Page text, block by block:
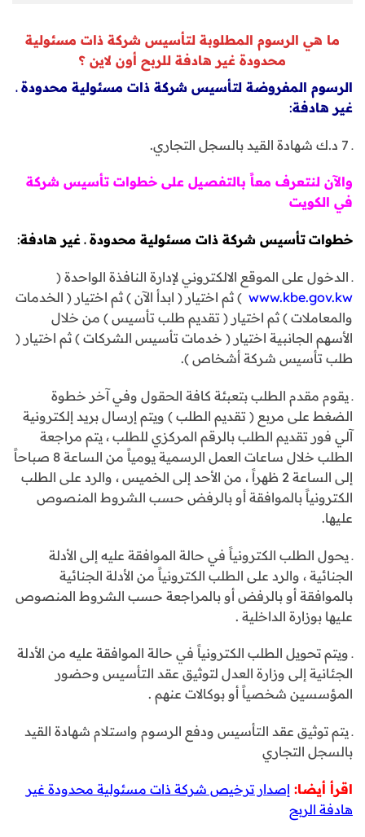
ما هي الرسوم المطلوبة لتأسيس شركة ذات مسئولية
محدودة غير هادفة للربح أون لاين ؟
الرسوم المفروضة لتأسيس شركة ذات مسئولية محدودة ـ
غير هادفة:
ـ 7 د.ك شهادة القيد بالسجل التجاري.
والآن لنتعرف معاً بالتفصيل على خطوات تأسيس شركة
في الكويت
خطوات تأسيس شركة ذات مسئولية محدودة ـ غير هادفة:
ـ الدخول على الموقع الالكتروني لإدارة النافذة الواحدة (
www.kbe.gov.kw ) ثم اختيار ( ابدأ الآن ) ثم اختيار ( الخدمات
والمعاملات ) ثم اختيار ( تقديم طلب تأسيس ) من خلال
الأسهم الجانبية اختيار ( خدمات تأسيس الشركات ) ثم اختيار (
طلب تأسيس شركة أشخاص ).
ـ يقوم مقدم الطلب بتعبئة كافة الحقول وفي آخر خطوة
الضغط على مربع ( تقديم الطلب ) ويتم إرسال بريد إلكترونية
آلي فور تقديم الطلب بالرقم المركزي للطلب ، يتم مراجعة
الطلب خلال ساعات العمل الرسمية يومياً من الساعة 8 صباحاً
إلى الساعة 2 ظهراً ، من الأحد إلى الخميس ، والرد على الطلب
الكترونياً بالموافقة أو بالرفض حسب الشروط المنصوص
عليها.
ـ يحول الطلب الكترونياً في حالة الموافقة عليه إلى الأدلة
الجنائية ، والرد على الطلب الكترونياً من الأدلة الجنائية
بالموافقة أو بالرفض أو بالمراجعة حسب الشروط المنصوص
عليها بوزارة الداخلية .
ـ ويتم تحويل الطلب الكترونياً في حالة الموافقة عليه من الأدلة
الجئانية إلى وزارة العدل لتوثيق عقد التأسيس وحضور
المؤسسين شخصياً أو بوكالات عنهم .
ـ يتم توثيق عقد التأسيس ودفع الرسوم واستلام شهادة القيد
بالسجل التجاري
اقرأ أيضا: إصدار ترخيص شركة ذات مسئولية محدودة غير
هادفة الربح